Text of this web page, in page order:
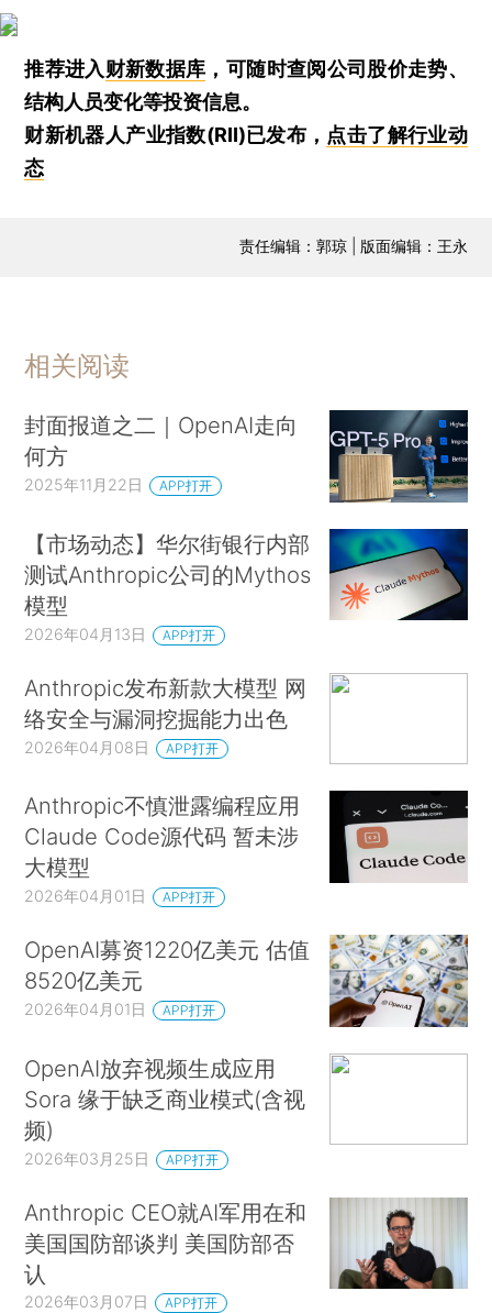
推荐进入财新数据库 ，可随时查阅公司股价走势、
结构人员变化等投资信息。
财新机器人产业指数(RII)已发布， 点击了解行业动
态
责任编辑：郭琼 | 版面编辑：王永
相关阅读
封面报道之二｜OpenAI走向
何方
2025年11月22日 APP打开
【市场动态】华尔街银行内部
测试Anthropic公司的Mythos
模型
2026年04月13日 APP打开
Anthropic发布新款大模型 网
络安全与漏洞挖掘能力出色
2026年04月08日 APP打开
Anthropic不慎泄露编程应用
Claude Code源代码 暂未涉
大模型
2026年04月01日 APP打开
OpenAI募资1220亿美元 估值
8520亿美元
2026年04月01日 APP打开
OpenAI放弃视频生成应用
Sora 缘于缺乏商业模式(含视
频)
2026年03月25日 APP打开
Anthropic CEO就AI军用在和
美国国防部谈判 美国防部否
认
2026年03月07日 APP打开